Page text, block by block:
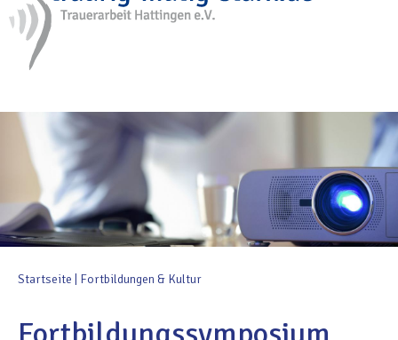
Startseite Fortbildungen & Kultur